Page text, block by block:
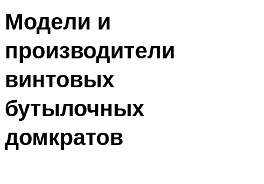
Модели и
производители
винтовых
бутылочных
домкратов